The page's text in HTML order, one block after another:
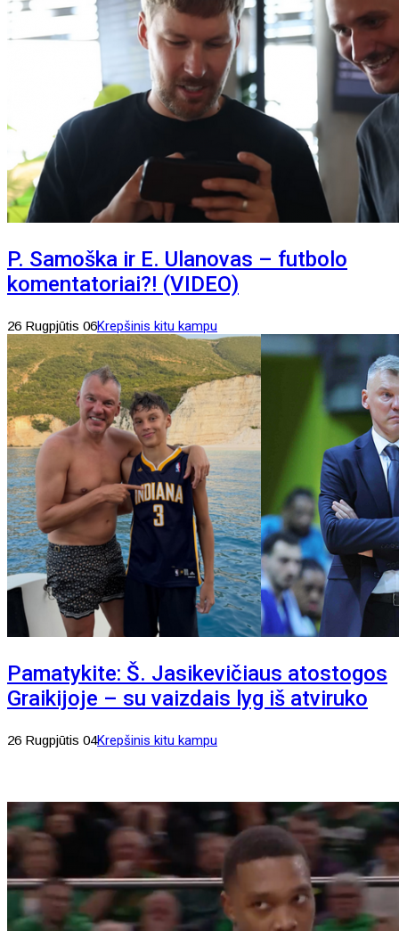
P. Samoška ir E. Ulanovas – futbolo
komentatoriai?! (VIDEO)
26 Rugpjūtis 06Krepšinis kitu kampu
Pamatykite: Š. Jasikevičiaus atostogos
Graikijoje – su vaizdais lyg iš atviruko
26 Rugpjūtis 04Krepšinis kitu kampu